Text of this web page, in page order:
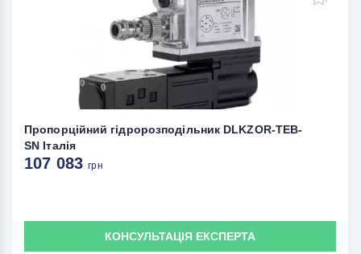
Пропорційний гідророзподільник DLKZOR-TEB-
SN Італія
107 083грн
КОНСУЛЬТАЦІЯ ЕКСПЕРТА